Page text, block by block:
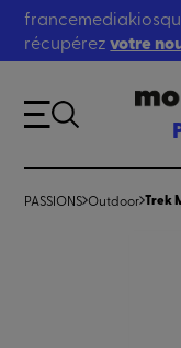
récupérezvotre
PASSIONS Outdoor Trek